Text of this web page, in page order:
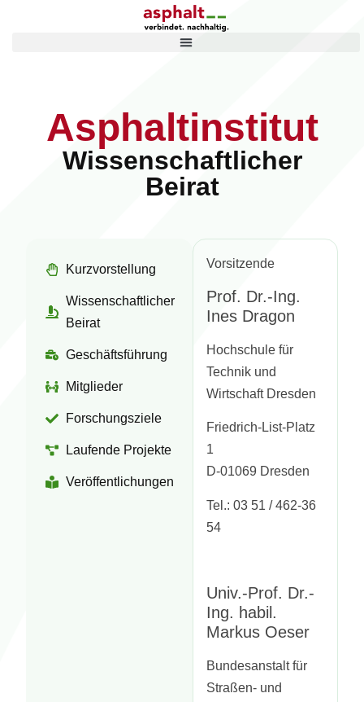
Asphaltinstitut
Wissenschaftlicher
Beirat
Vorsitzende
Prof. Dr.-Ing.
Ines Dragon
Hochschule für
Technik und
Wirtschaft Dresden
Friedrich-List-Platz
1
D-01069 Dresden
Tel.: 03 51 / 462-36
54
Univ.-Prof. Dr.-
Ing. habil.
Markus Oeser
Bundesanstalt für
Straßen- und
Kurzvorstellung
Wissenschaftlicher
Beirat
Geschäftsführung
Mitglieder
Forschungsziele
Laufende Projekte
Veröffentlichungen